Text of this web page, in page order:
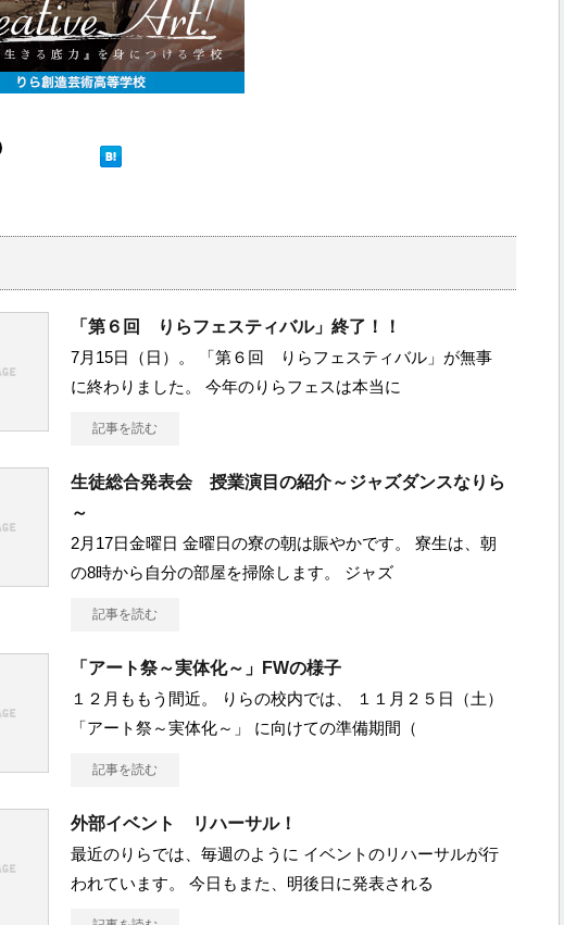
「第６回 りらフェスティバル」終了！！
7月15日（日）。 「第６回 りらフェスティバル」が無事
に終わりました。 今年のりらフェスは本当に
記事を読む
生徒総合発表会 授業演目の紹介～ジャズダンスなりら
～
2月17日金曜日 金曜日の寮の朝は賑やかです。 寮生は、朝
の8時から自分の部屋を掃除します。 ジャズ
記事を読む
「アート祭～実体化～」FWの様子
１２月ももう間近。 りらの校内では、 １１月２５日（土）
「アート祭～実体化～」 に向けての準備期間（
記事を読む
外部イベント リハーサル！
最近のりらでは、毎週のように イベントのリハーサルが行
われています。 今日もまた、明後日に発表される